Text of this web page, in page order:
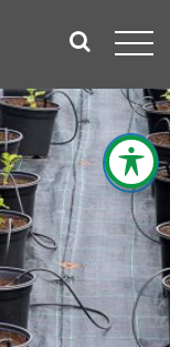
Toggle
navigation